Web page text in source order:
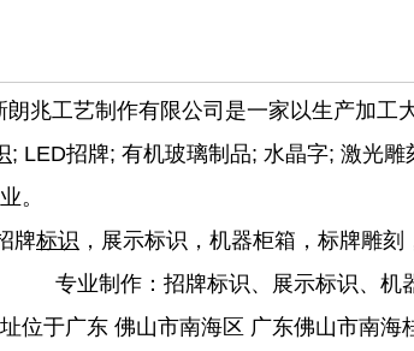
兆工艺制作有限公司是一家以生产加工
; LED招牌; 有机玻璃制品; 水晶字; 激光雕
。
牌标识 ，展示标识，机器柜箱，标牌雕
专业制作：招牌标识、展示标识、机
位于广东 佛山市南海区 广东佛山市南海